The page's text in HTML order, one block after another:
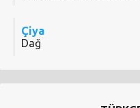
Çiya
Dağ